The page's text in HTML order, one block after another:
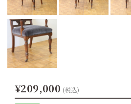
¥209,000 (税込)